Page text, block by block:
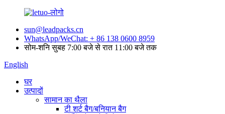
sun@leadpacks.cn
WhatsApp/WeChat: + 86 138 0600 8959
सोम-शनि सुबह 7:00 बजे से रात 11:00 बजे तक
English
घर
उत्पादों
सामान का थैला
टी शर्ट बैग/बनियान बैग